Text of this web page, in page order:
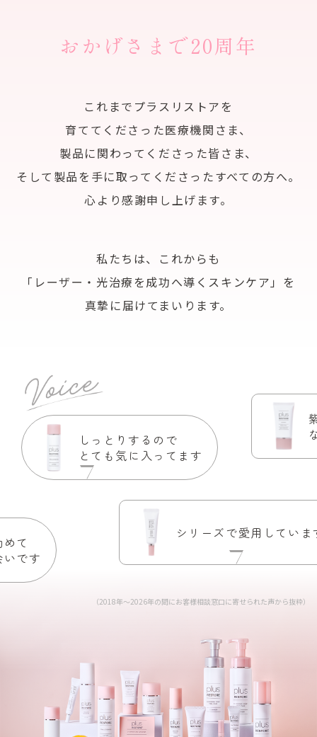
おかげさまで20周年
これまでプラスリストアを
育ててくださった医療機関さま、
製品に関わってくださった皆さま、
そして製品を手に取ってくださったすべての方へ。
心より感謝申し上げます。
私たちは、これからも
「レーザー・光治療を成功へ導く スキンケア」を
真摯に届けてまいります。
しっとりするので
とても気に入ってます
シリーズで愛用しています
紫外線吸収
なかなかな
（2018年〜2026年の間にお客様相談窓口に寄せられた声から抜粋）